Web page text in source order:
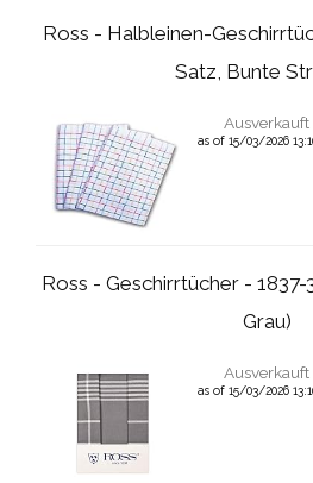
Ross - Halbleinen-
Satz, Bunte
Ausverkauft
as of 15/03/2026
Ross - Geschirrtücher -
Grau)
Ausverkauft
as of 15/03/2026